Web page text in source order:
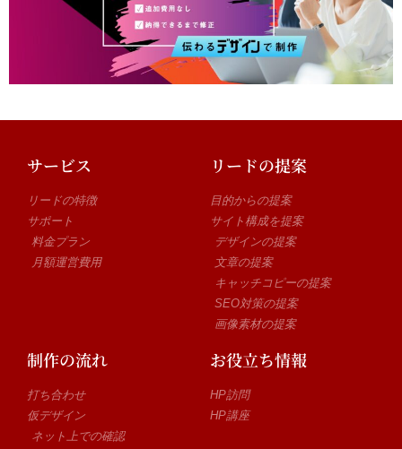
サービス
リードの特徴
サポート
料金プラン
月額運営費用
リードの提案
目的からの提案
サイト構成を提案
デザインの提案
文章の提案
キャッチコピーの提案
SEO対策の提案
画像素材の提案
制作の流れ
打ち合わせ
仮デザイン
ネット上での確認
お役立ち情報
HP訪問
HP講座